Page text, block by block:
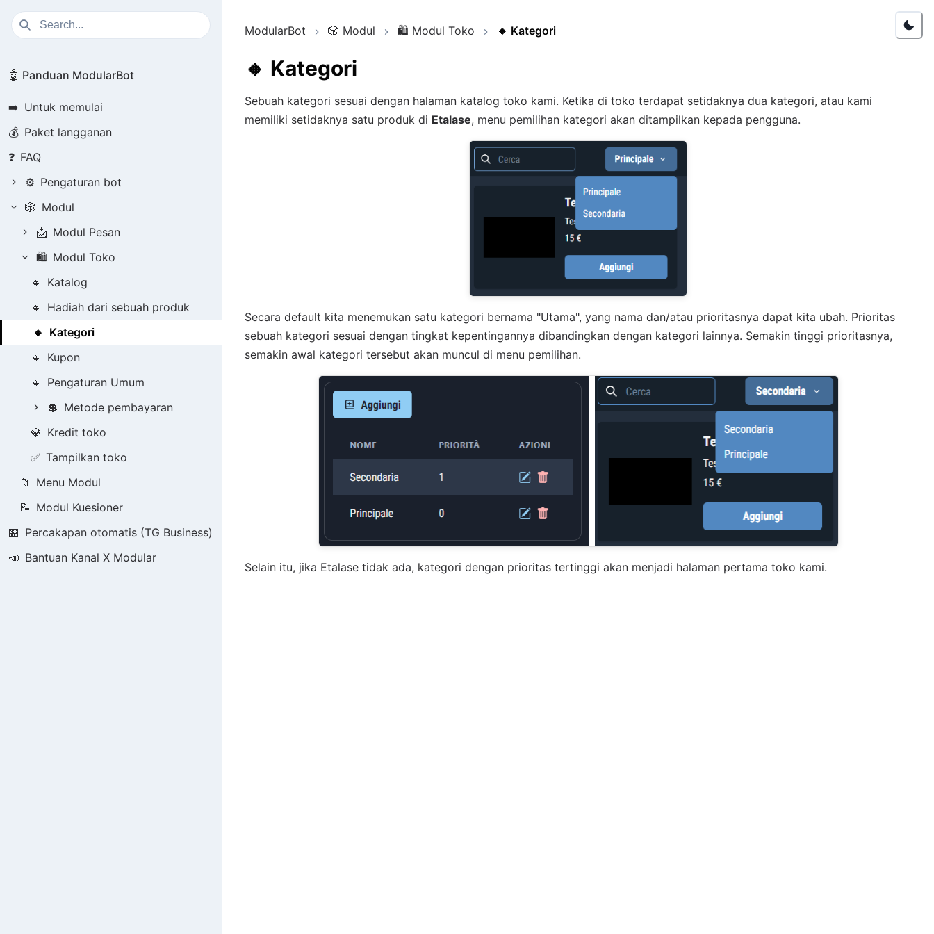
🤖 Panduan ModularBot
➡️ Untuk memulai
💰 Paket langganan
❓ FAQ
⚙️ Pengaturan bot
🎲 Modul
📩 Modul Pesan
🛍️ Modul Toko
🔸
Katalog
🔸
Hadiah dari sebuah produk
🔸 Kategori
🔸
Kupon
🔸
Pengaturan Umum
💲 Metode pembayaran
💎 Kredit toko
✅ Tampilkan toko
📁
Menu Modul
📝 Modul Kuesioner
🏪 Percakapan otomatis (TG Business)
📣 Bantuan Kanal X Modular
ModularBot 🎲 Modul 🛍️ Modul Toko 🔸 Kategori
🔸 Kategori
Sebuah kategori sesuai dengan halaman katalog toko kami. Ketika di toko terdapat setidaknya dua kategori, atau kami
memiliki setidaknya satu produk di Etalase, menu pemilihan kategori akan ditampilkan kepada pengguna.
Secara default kita menemukan satu kategori bernama "Utama", yang nama dan/atau prioritasnya dapat kita ubah. Prioritas
sebuah kategori sesuai dengan tingkat kepentingannya dibandingkan dengan kategori lainnya. Semakin tinggi prioritasnya,
semakin awal kategori tersebut akan muncul di menu pemilihan.
Selain itu, jika Etalase tidak ada, kategori dengan prioritas tertinggi akan menjadi halaman pertama toko kami.